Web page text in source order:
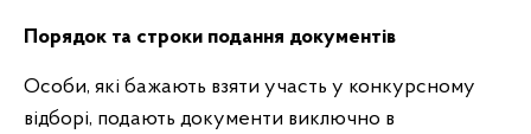
Порядок та строки подання документів
Особи, які бажають взяти участь у конкурсному
відборі, подають документи виключно в